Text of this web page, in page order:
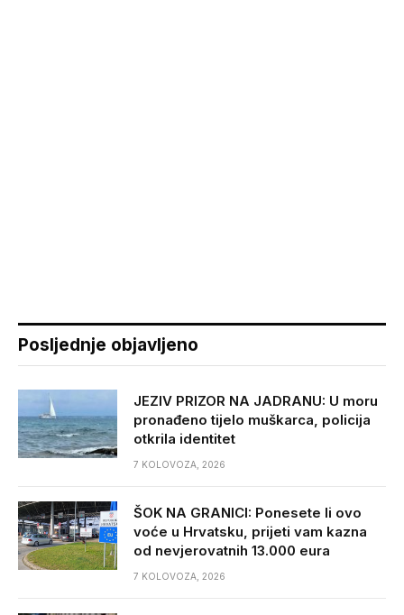
Posljednje objavljeno
JEZIV PRIZOR NA JADRANU: U moru
pronađeno tijelo muškarca, policija
otkrila identitet
7 KOLOVOZA, 2026
ŠOK NA GRANICI: Ponesete li ovo
voće u Hrvatsku, prijeti vam kazna
od nevjerovatnih 13.000 eura
7 KOLOVOZA, 2026